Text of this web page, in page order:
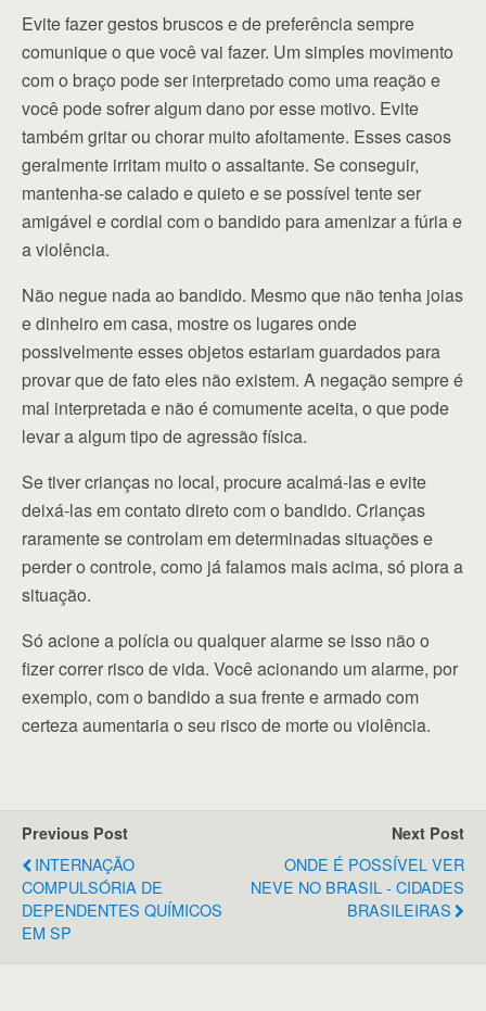
Evite fazer gestos bruscos e de preferência sempre
comunique o que você vai fazer. Um simples movimento
com o braço pode ser interpretado como uma reação e
você pode sofrer algum dano por esse motivo. Evite
também gritar ou chorar muito afoitamente. Esses casos
geralmente irritam muito o assaltante. Se conseguir,
mantenha-se calado e quieto e se possível tente ser
amigável e cordial com o bandido para amenizar a fúria e
a violência.
Não negue nada ao bandido. Mesmo que não tenha joias
e dinheiro em casa, mostre os lugares onde
possivelmente esses objetos estariam guardados para
provar que de fato eles não existem. A negação sempre é
mal interpretada e não é comumente aceita, o que pode
levar a algum tipo de agressão física.
Se tiver crianças no local, procure acalmá-las e evite
deixá-las em contato direto com o bandido. Crianças
raramente se controlam em determinadas situações e
perder o controle, como já falamos mais acima, só piora a
situação.
Só acione a polícia ou qualquer alarme se isso não o
fizer correr risco de vida. Você acionando um alarme, por
exemplo, com o bandido a sua frente e armado com
certeza aumentaria o seu risco de morte ou violência.
Previous Post
INTERNAÇÃO
COMPULSÓRIA DE
DEPENDENTES QUÍMICOS
EM SP
Next Post
ONDE É POSSÍVEL VER
NEVE NO BRASIL - CIDADES
BRASILEIRAS